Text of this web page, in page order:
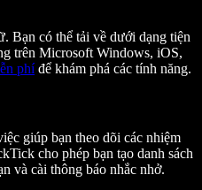
Bạn có thể tải về dưới dạng tiện
trên Microsoft Windows, iOS,
phíđể khám phá các tính năng.
giúp bạn theo dõi các nhiệm
cho phép bạn tạo danh sách
và cài thông báo nhắc nhở.